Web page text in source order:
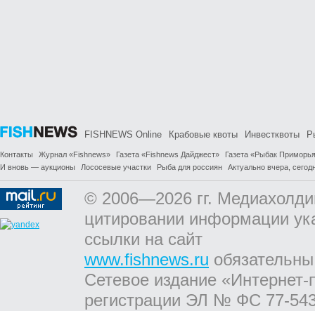
FISHNEWS Online Крабовые квоты Инвестквоты
Контакты Журнал «Fishnews» Газета «Fishnews Дайджест»
Газета «Рыбак
И вновь — аукционы
Лососевые участки Рыба для россиян Актуально вчера,
© 2006—2026 гг.
цитировании информации
ссылки на сайт
www.fishnews.ru
Сетевое издание
регистрации ЭЛ № ФС 77-